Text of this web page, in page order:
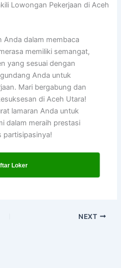
Lowongan Pekerjaan di Aceh
Anda dalam membaca
memiliki semangat,
yang sesuai dengan
Anda untuk
Mari bergabung dan
di Aceh Utara!
lamaran Anda untuk
dalam meraih prestasi
partisipasinya!
Loker
NEXT